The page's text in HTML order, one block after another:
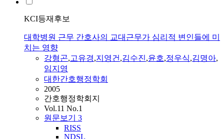
KCI등재후보
대학병원 근무 간호사의 교대근무가 심리적 변인들에 미
치는 영향
강형곤,고유경,지영건,김수진,윤호,정우식,김명아,
임지영
대한간호행정학회
2005
간호행정학회지
Vol.11 No.1
원문보기 3
RISS
NDSL